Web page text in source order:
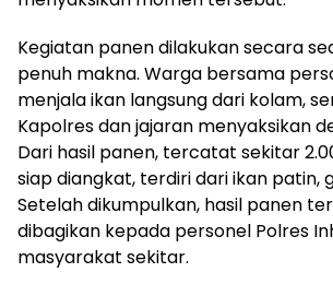
Kegiatan panen dilakukan secara
penuh makna. Warga bersama
menjala ikan langsung dari kolam,
Kapolres dan jajaran menyaksikan
Dari hasil panen, tercatat sekitar
siap diangkat, terdiri dari ikan patin,
Setelah dikumpulkan, hasil panen
dibagikan kepada personel Polres
masyarakat sekitar.